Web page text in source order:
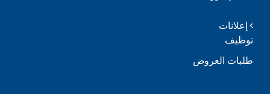
إعلانات
توظيف
طلبات العروض